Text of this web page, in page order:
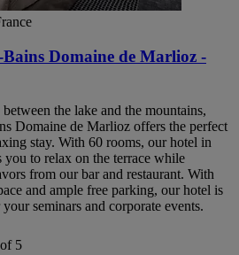
Domaine de Marlioz -
the lake and the mountains,
Domaine de Marlioz offers the perfect
stay. With 60 rooms, our hotel in
to relax on the terrace while
from our bar and restaurant. With
and ample free parking, our hotel is
seminars and corporate events.
5